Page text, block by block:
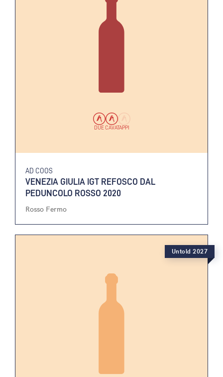
DUE CAVATAPPI
AD COOS
VENEZIA GIULIA IGT REFOSCO DAL
PEDUNCOLO ROSSO 2020
Rosso Fermo
Untold 2027